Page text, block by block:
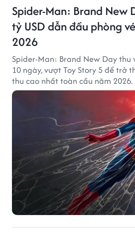
Spider-Man: Brand New
tỷ USD dẫn đầu phòng
2026
Spider-Man: Brand New Day thu
10 ngày, vượt Toy Story 5 để trở
thu cao nhất toàn cầu năm 2026.